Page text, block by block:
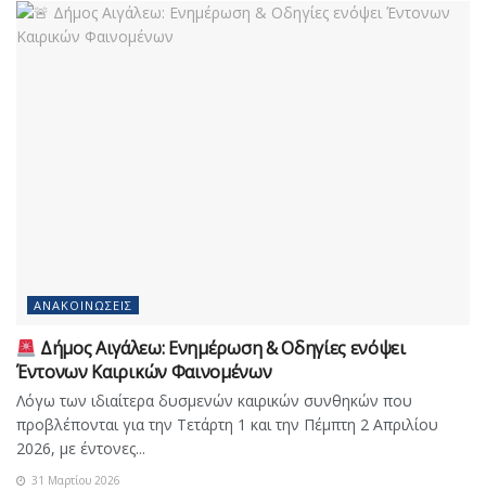
ΑΝΑΚΟΙΝΏΣΕΙΣ
Δήμος Αιγάλεω: Ενημέρωση & Οδηγίες ενόψει
Έντονων Καιρικών Φαινομένων
Λόγω των ιδιαίτερα δυσμενών καιρικών συνθηκών που
προβλέπονται για την Τετάρτη 1 και την Πέμπτη 2 Απριλίου
2026, με έντονες...
31 Μαρτίου 2026